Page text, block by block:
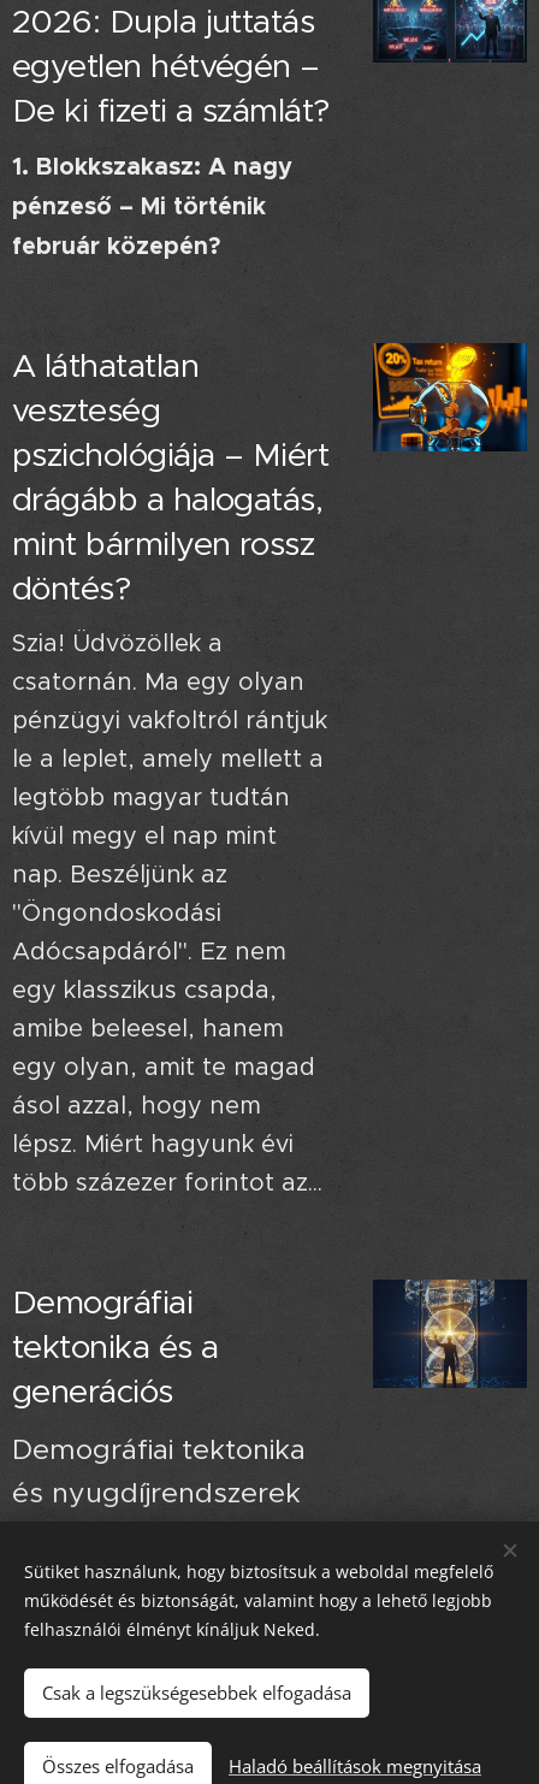
2026: Dupla juttatás
egyetlen hétvégén –
De ki fizeti a számlát?
1. Blokkszakasz: A nagy
pénzeső – Mi történik
február közepén?
A láthatatlan
veszteség
pszichológiája – Miért
drágább a halogatás,
mint bármilyen rossz
döntés?
Szia! Üdvözöllek a
csatornán. Ma egy olyan
pénzügyi vakfoltról rántjuk
le a leplet, amely mellett a
legtöbb magyar tudtán
kívül megy el nap mint
nap. Beszéljünk az
"Öngondoskodási
Adócsapdáról". Ez nem
egy klasszikus csapda,
amibe beleesel, hanem
egy olyan, amit te magad
ásol azzal, hogy nem
lépsz. Miért hagyunk évi
több százezer forintot az...
Demográfiai
tektonika és a
generációs
Demográfiai tektonika
és nyugdíjrendszerek
chat
Kérdőíves Sütik
Sütiket használunk, hogy biztosítsuk a weboldal megfelelő
működését és biztonságát, valamint hogy a lehető legjobb
felhasználói élményt kínáljuk Neked.
Csak a legszükségesebbek elfogadása
Összes elfogadása Haladó beállítások megnyitása